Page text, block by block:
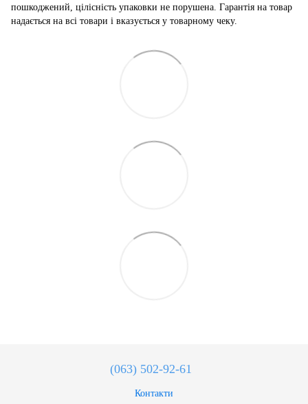
пошкоджений, цілісність упаковки не порушена. Гарантія на товар
надається на всі товари і вказується у товарному чеку.
(063) 502-92-61
Контакти